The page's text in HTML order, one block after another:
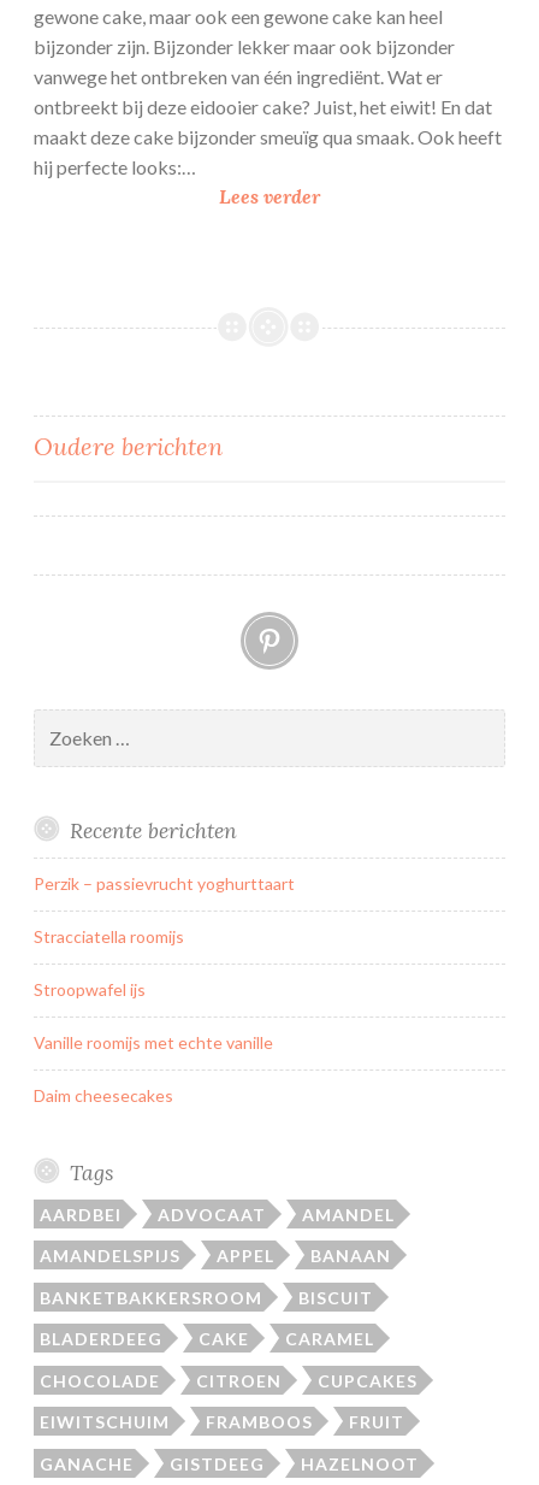
gewone cake, maar ook een gewone cake kan heel
bijzonder zijn. Bijzonder lekker maar ook bijzonder
vanwege het ontbreken van één ingrediënt. Wat er
ontbreekt bij deze eidooier cake? Juist, het eiwit! En dat
maakt deze cake bijzonder smeuïg qua smaak. Ook heeft
hij perfecte looks:…
Lees verderE
Berichtennavigatie
Oudere berichten
Pinterest
naar:
Recente berichten
Perzik – passievrucht yoghurttaart
Stracciatella roomijs
Stroopwafel ijs
Vanille roomijs met echte vanille
Daim cheesecakes
Tags
AARDBEI ADVOCAAT AMANDEL
AMANDELSPIJS APPEL BANAAN
BANKETBAKKERSROOM BISCUIT
BLADERDEEG CAKE CARAMEL
CHOCOLADE CITROEN CUPCAKES
EIWITSCHUIM FRAMBOOS FRUIT
GANACHE GISTDEEG HAZELNOOT